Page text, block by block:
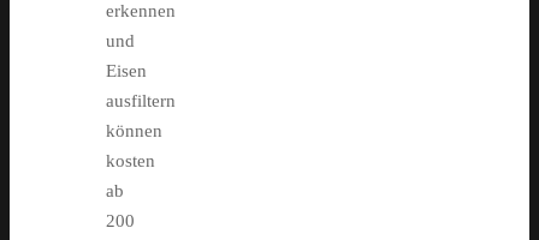
erkennen
und
Eisen
ausfiltern
können
kosten
ab
200